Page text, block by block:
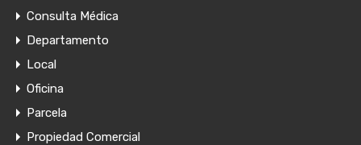
Consulta Médica
Departamento
Local
Oficina
Parcela
Propiedad Comercial